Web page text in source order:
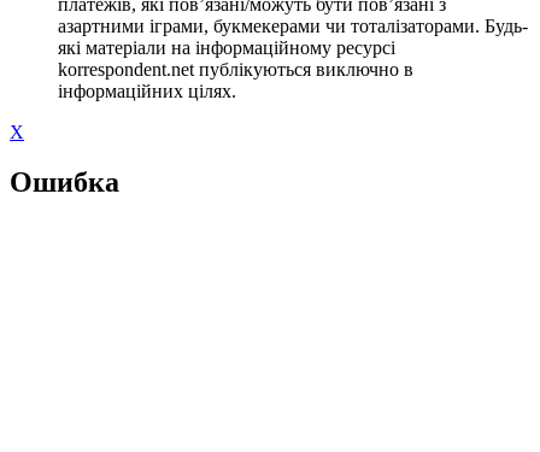
азартними іграми, букмекерами чи тоталізаторами. Будь-
які матеріали на інформаційному ресурсі
korrespondent.net публікуються виключно в
інформаційних цілях.
X
Ошибка